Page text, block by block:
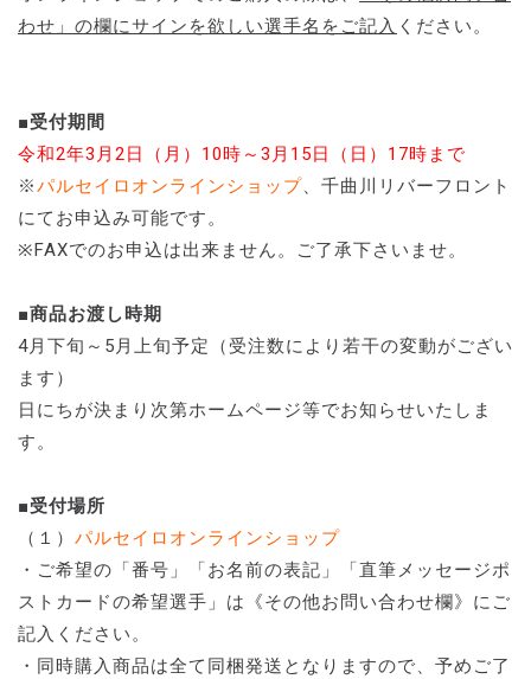
わせ」の欄にサインを欲しい選手名をご記入 ください。
■受付期間
令和2年3月2日（月）10時～3月15日（日）17時まで
※パルセイロオンラインショップ、千曲川リバーフロント
にてお申込み可能です。
※FAXでのお申込は出来ません。ご了承下さいませ。
■商品お渡し時期
4月下旬～5月上旬予定（受注数により若干の変動がござい
ます）
日にちが決まり次第ホームページ等でお知らせいたしま
す。
■受付場所
（１） パルセイロオンラインショップ
・ご希望の「番号」「お名前の表記」「直筆メッセージポ
ストカードの希望選手」は《その他お問い合わせ欄》にご
記入ください。
・同時購入商品は全て同梱発送となりますので、予めご了